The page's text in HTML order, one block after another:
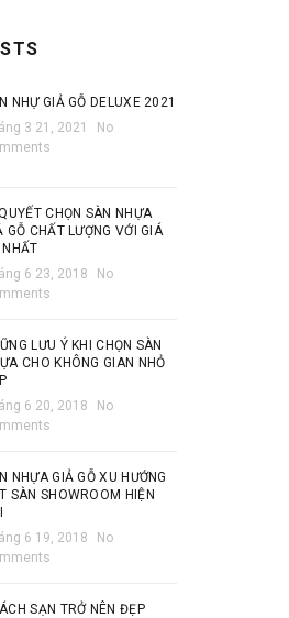
NHỰ GIẢ GỖ DELUXE 2021
3 21, 2021
No
CHỌN SÀN NHỰA
GỖ CHẤT LƯỢNG VỚI GIÁ
NHẤT
6 23, 2018
No
LƯU Ý KHI CHỌN SÀN
CHO KHÔNG GIAN NHỎ
6 20, 2018
No
NHỰA GIẢ GỖ XU HƯỚNG
SÀN SHOWROOM HIỆN
6 19, 2018
No
SẠN TRỞ NÊN ĐẸP